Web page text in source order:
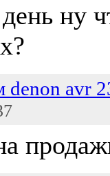
ну
denon avr